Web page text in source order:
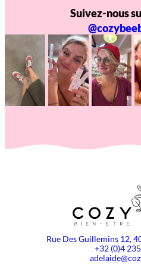
Suivez-nous
Rue Des Guillemins 12,
+32 (0)4